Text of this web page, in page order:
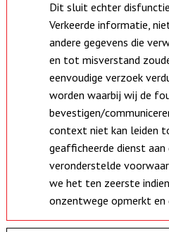
Dit sluit echter
Verkeerde informatie,
andere gegevens die
en tot misverstand
eenvoudige verzoek
worden waarbij wij de
bevestigen/
context niet kan leiden
geafficheerde dienst
veronderstelde
we het ten zeerste
onzentwege opmerkt en